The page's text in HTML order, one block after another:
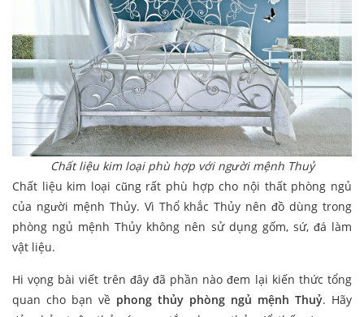
Chất liệu kim loại phù hợp với người mệnh Thuỷ
Chất liệu kim loại cũng rất phù hợp cho nội thất phòng ngủ
của người mệnh Thủy. Vì Thổ khắc Thủy nên đồ dùng trong
phòng ngủ mệnh Thủy không nên sử dụng gốm, sứ, đá làm
vật liệu.
Hi vọng bài viết trên đây đã phần nào đem lại kiến thức tổng
quan cho bạn về phong thủy phòng ngủ mệnh Thuỷ. Hãy